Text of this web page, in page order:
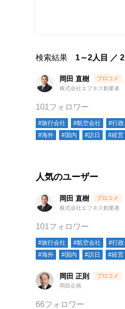
検索結果 1～2人目 ／ 2
岡田 直樹
株式会社エフネス創業者
101フォロワー
#旅行会社 #航空会社 #行政
#海外
#国内 #訪日 #経営
人気のユーザー
岡田 直樹
株式会社エフネス創業者
101フォロワー
#旅行会社 #航空会社 #行政
#海外
#国内 #訪日 #経営
岡田 正則
岡田企画
66フォロワー